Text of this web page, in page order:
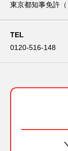
東京都知事免許
TEL
0120-516-148